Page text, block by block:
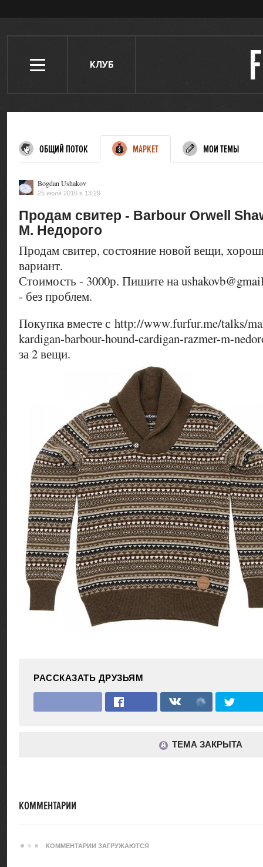
КЛУБ
ОБЩИЙ ПОТОК МАРКЕТ МОИ ТЕМЫ
Bogdan Ushakov
25 июля 2016 в 13:29
Продам свитер - Barbour Orwell
М. Недорого
Продам свитер, состояние новой вещи,
вариант.
Стоимость - 3000р. Пишите на
- без проблем.
Покупка вместе с http://www.furfur.me/talks/
kardigan-barbour-hound-cardigan-razmer-m-
за 2 вещи.
РАССКАЗАТЬ ДРУЗЬЯМ
ТЕМА ЗАКРЫТА
КОММЕНТАРИИ
КОММЕНТАРИИ ЗАГРУЖАЮТСЯ